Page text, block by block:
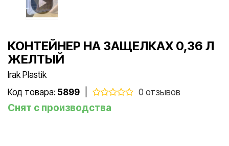
КОНТЕЙНЕР НА ЗАЩЕЛКАХ 0,36 Л
ЖЕЛТЫЙ
Irak Plastik
Код товара: 5899 0 отзывов
Снят с производства